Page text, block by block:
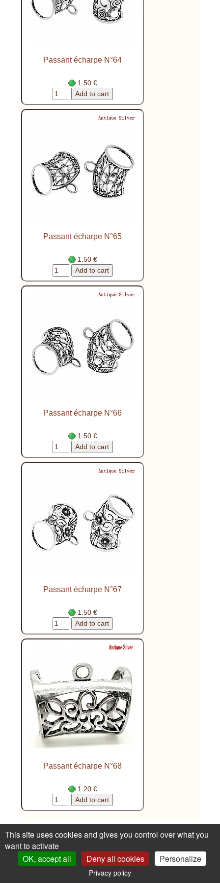
Passant écharpe N°64
1.50 €
Passant écharpe N°65
1.50 €
Passant écharpe N°66
1.50 €
Passant écharpe N°67
1.50 €
Passant écharpe N°68
1.20 €
Conditions de vente
Conditions de vente
générales
au contrat ici
This site uses cookies and gives you control over what you
want to activate
OK, accept all
Deny all cookies Personalize
Privacy policy